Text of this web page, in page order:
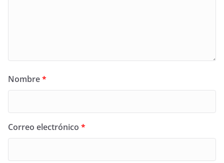
Nombre*
Correo electrónico *